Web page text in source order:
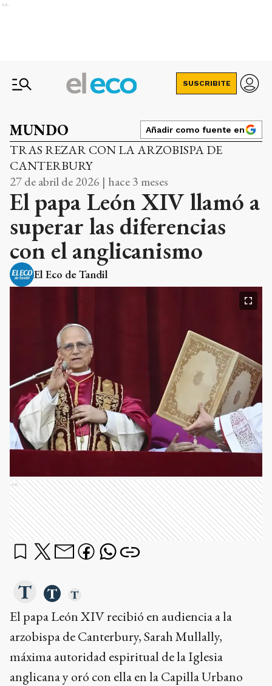
Ads
SUSCRIBITE
MUNDO Añadir como fuente en
TRAS REZAR CON LA ARZOBISPA DE
CANTERBURY
27 de abril de 2026 | hace 3 meses
El papa León XIV llamó a
superar las diferencias
con el anglicanismo
El Eco de Tandil
Ads
El papa León XIV recibió en audiencia a la
arzobispa de Canterbury, Sarah Mullally,
máxima autoridad espiritual de la Iglesia
anglicana y oró con ella en la Capilla Urbano